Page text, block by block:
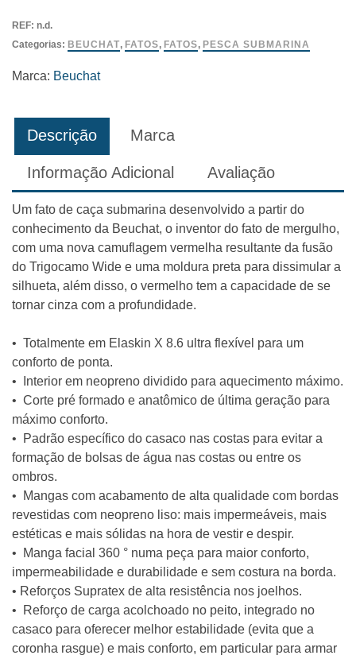
REF: n.d.
Categorias: BEUCHAT, FATOS, FATOS, PESCA SUBMARINA
Marca: Beuchat
Descrição Marca
Informação Adicional Avaliação
Um fato de caça submarina desenvolvido a partir do
conhecimento da Beuchat, o inventor do fato de mergulho,
com uma nova camuflagem vermelha resultante da fusão
do Trigocamo Wide e uma moldura preta para dissimular a
silhueta, além disso, o vermelho tem a capacidade de se
tornar cinza com a profundidade.
• Totalmente em Elaskin X 8.6 ultra flexível para um
conforto de ponta.
• Interior em neopreno dividido para aquecimento máximo.
• Corte pré formado e anatômico de última geração para
máximo conforto.
• Padrão específico do casaco nas costas para evitar a
formação de bolsas de água nas costas ou entre os
ombros.
• Mangas com acabamento de alta qualidade com bordas
revestidas com neopreno liso: mais impermeáveis, mais
estéticas e mais sólidas na hora de vestir e despir.
• Manga facial 360 ° numa peça para maior conforto,
impermeabilidade e durabilidade e sem costura na borda.
• Reforços Supratex de alta resistência nos joelhos.
• Reforço de carga acolchoado no peito, integrado no
casaco para oferecer melhor estabilidade (evita que a
coronha rasgue) e mais conforto, em particular para armar